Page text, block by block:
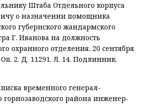
Штаба Отдельного корпуса
о назначении помощника
губернского жандармского
Г. Иванова на должность
охранного отделения. 20 сентября
2. Д. 11291. Л. 14. Подлинник.
временного генерал-
горнозаводского района инженер-